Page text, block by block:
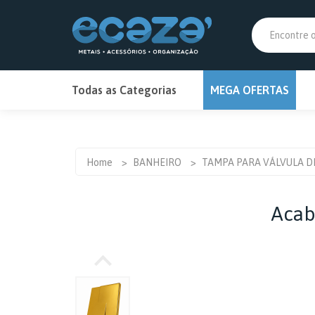
Todas as Categorias
ANTIMOFO
CARREGADOR DE BATERIA
MEGA OFERTAS
Home > BANHEIRO > TAMPA PARA VÁLVULA